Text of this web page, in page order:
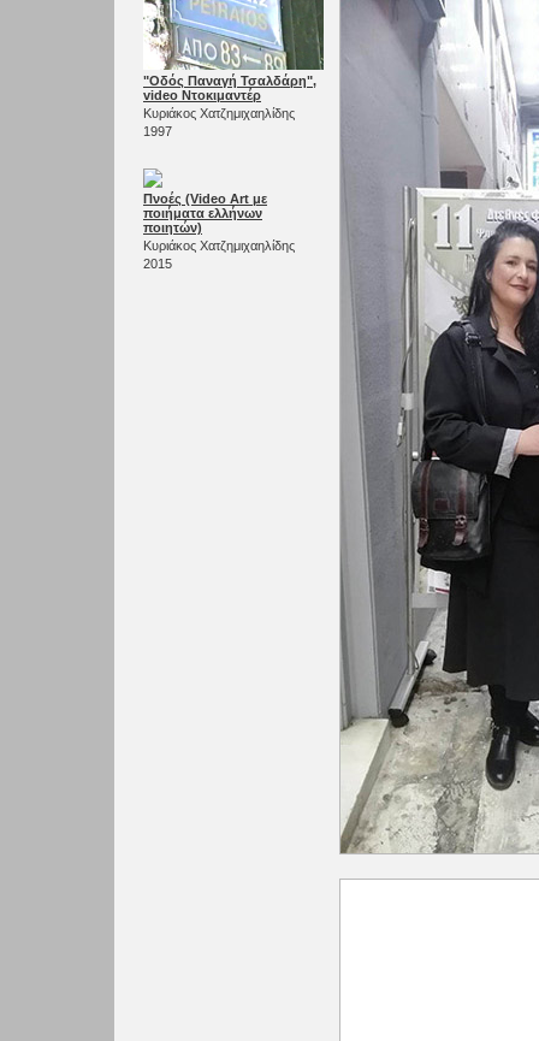
"Οδός Παναγή Τσαλδάρη",
video Ντοκιμαντέρ
Κυριάκος Χατζημιχαηλίδης
1997
Πνοές (Video Αrt με
ποιήματα ελλήνων
ποιητών)
Κυριάκος Χατζημιχαηλίδης
2015